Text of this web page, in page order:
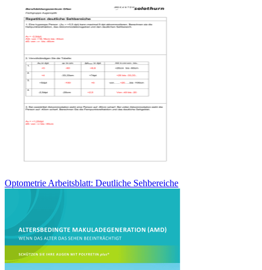
Optometrie Arbeitsblatt: Deutliche Sehbereiche